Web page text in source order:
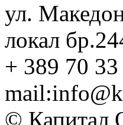
ул.
локал
+ 389 70
© Капитал